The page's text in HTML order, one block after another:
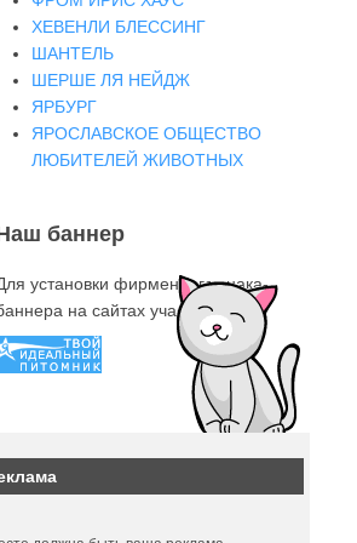
ХЕВЕНЛИ БЛЕССИНГ
ШАНТЕЛЬ
ШЕРШЕ ЛЯ НЕЙДЖ
ЯРБУРГ
ЯРОСЛАВСКОЕ ОБЩЕСТВО
ЛЮБИТЕЛЕЙ ЖИВОТНЫХ
баннер
установки фирменного знака-
на сайтах участниках